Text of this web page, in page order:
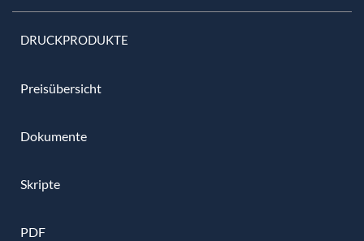
DRUCKPRODUKTE
Preisübersicht
Dokumente
Skripte
PDF